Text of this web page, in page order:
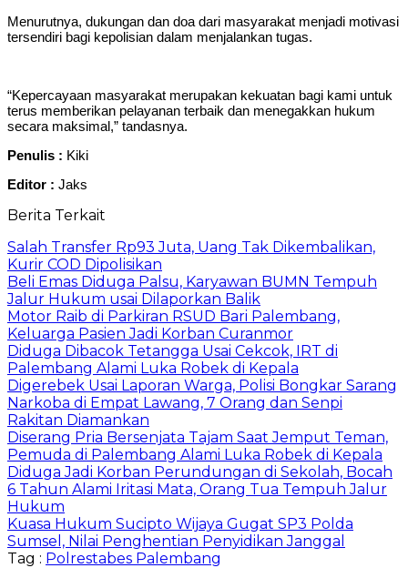
Menurutnya, dukungan dan doa dari masyarakat menjadi motivasi
tersendiri bagi kepolisian dalam menjalankan tugas.
“Kepercayaan masyarakat merupakan kekuatan bagi kami untuk
terus memberikan pelayanan terbaik dan menegakkan hukum
secara maksimal,” tandasnya.
Penulis : Kiki
Editor : Jaks
Berita Terkait
Salah Transfer Rp93 Juta, Uang Tak Dikembalikan,
Kurir COD Dipolisikan
Beli Emas Diduga Palsu, Karyawan BUMN Tempuh
Jalur Hukum usai Dilaporkan Balik
Motor Raib di Parkiran RSUD Bari Palembang,
Keluarga Pasien Jadi Korban Curanmor
Diduga Dibacok Tetangga Usai Cekcok, IRT di
Palembang Alami Luka Robek di Kepala
Digerebek Usai Laporan Warga, Polisi Bongkar Sarang
Narkoba di Empat Lawang, 7 Orang dan Senpi
Rakitan Diamankan
Diserang Pria Bersenjata Tajam Saat Jemput Teman,
Pemuda di Palembang Alami Luka Robek di Kepala
Diduga Jadi Korban Perundungan di Sekolah, Bocah
6 Tahun Alami Iritasi Mata, Orang Tua Tempuh Jalur
Hukum
Kuasa Hukum Sucipto Wijaya Gugat SP3 Polda
Sumsel, Nilai Penghentian Penyidikan Janggal
Tag : Polrestabes Palembang